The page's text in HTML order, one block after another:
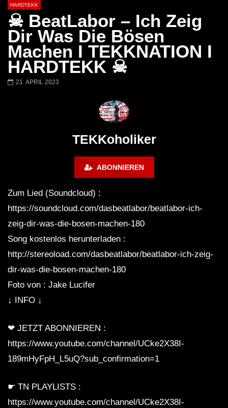
VIDEOSET (4K) Crotekk live @ Fusion
Club Münster 02.03.2019
Twostylezz | Maytrixx
HARDTEKK
☠ Zahni – Energy Summeropening
(Belantis Freizeitpark Leipzig
HARDTEKK ☠
HEtZEr Official. x Maytrixx [
HARDTEKK 2021]
Zahni vs. ILL PaTRon & Kanna[d]iss @
Minupren – Ein perverser Frühling |
HARDTEKK to FRENCHCORE Mix |
Videoset by STEEN Motion |
VolksTekk Tiefgang Die Gebrüder Brett
HARDTEKK
☠ BeatLabor – Ich Zeig
Dir Was Die Bösen
Machen I TEKKNATION I
HARDTEKK ☠
21. APRIL 2023
TEKKoholiker
ABONNIEREN
Zum Lied (Soundcloud) :
https://soundcloud.com/dasbeatlabor/beatlabor-ich-
zeig-dir-was-die-bosen-machen-180
Song kostenlos herunterladen :
http://stereoload.com/dasbeatlabor/beatlabor-ich-zeig-
dir-was-die-bosen-machen-180
Foto von : Jake Lucifer
↓ INFO ↓
❤ JETZT ABONNIEREN :
https://www.youtube.com/channel/UCke2X38I-
189mHyFpH_L5uQ?sub_confirmation=1
☛ TN PLAYLISTS :
https://www.youtube.com/channel/UCke2X38I-